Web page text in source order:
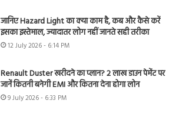
जानिए Hazard Light का क्या काम है, कब और कैसे करें
इसका इस्तेमाल, ज्यादातर लोग नहीं जानते सही तरीका
12 July 2026 - 6:14 PM
Renault Duster खरीदने का प्लान? 2 लाख डाउन पेमेंट पर
जानें कितनी बनेगी EMI और कितना देना होगा लोन
9 July 2026 - 6:33 PM